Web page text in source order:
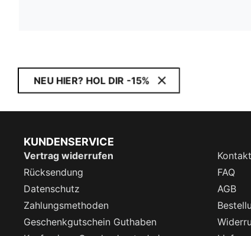
NEU HIER? HOL DIR -15%
KUNDENSERVICE
Vertrag widerrufen
Kontakt
Rücksendung
FAQ
Datenschutz
AGB
Zahlungsmethoden
Geschenkgutschein Guthaben